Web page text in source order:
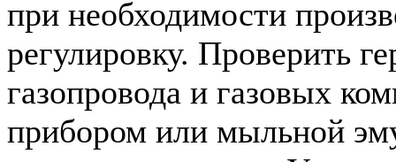
при необходимости
регулировку. Проверить
газопровода и газовых
прибором или мыльной